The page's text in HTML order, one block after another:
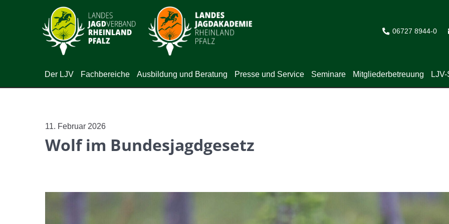
06727 8944-0
Der LJV Fachbereiche Ausbildung und Beratung Presse und Service Seminare Mitgliederbetreuung
11. Februar 2026
Wolf im Bundesjagdgesetz